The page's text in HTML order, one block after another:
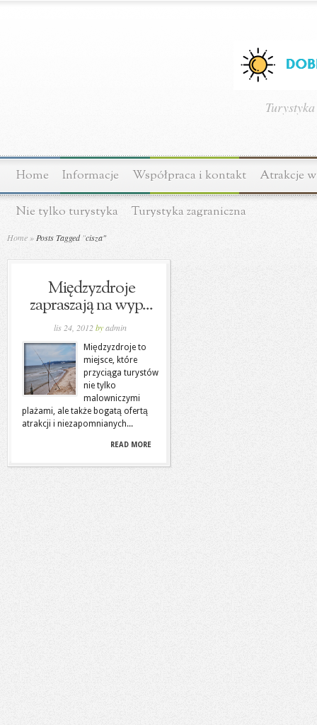
Home Informacje Współpraca i kontakt Atrakcje
Nie tylko turystyka Turystyka zagraniczna
Home » Posts Tagged "cisza"
Międzyzdroje
zapraszają na wyp...
lis 24, 2012by admin
Międzyzdroje to
miejsce, które
przyciąga turystów
nie tylko
malowniczymi
plażami, ale także bogatą ofertą
atrakcji i niezapomnianych...
READ MORE